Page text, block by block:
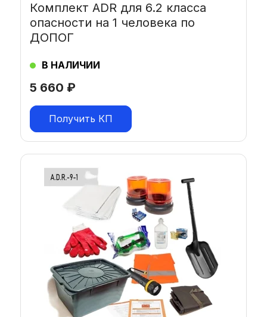
5 660 ₽
Комплект ADR для 6.2 класса
опасности на 1 человека по
ДОПОГ
В НАЛИЧИИ
Получить КП